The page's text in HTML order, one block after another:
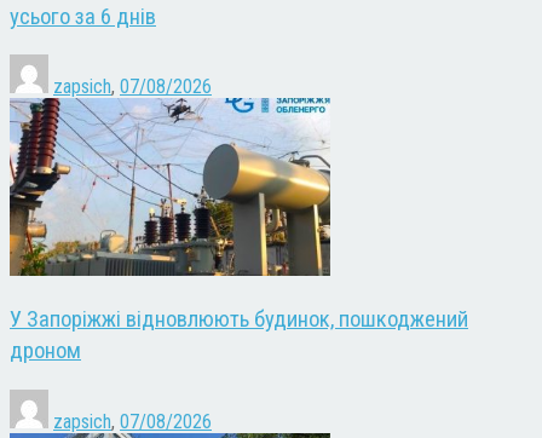
усього за 6 днів
zapsich, 07/08/2026
У Запоріжжі відновлюють будинок, пошкоджений
дроном
zapsich, 07/08/2026